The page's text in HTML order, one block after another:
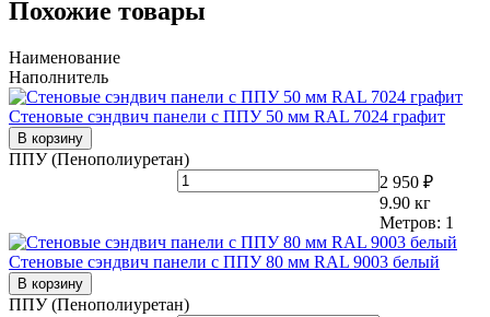
Похожие товары
Наименование
Наполнитель
Стеновые сэндвич панели с ППУ 50 мм RAL 7024 графит
В корзину
ППУ (Пенополиуретан)
2 950 ₽
9.90 кг
Метров: 1
Стеновые сэндвич панели с ППУ 80 мм RAL 9003 белый
В корзину
ППУ (Пенополиуретан)